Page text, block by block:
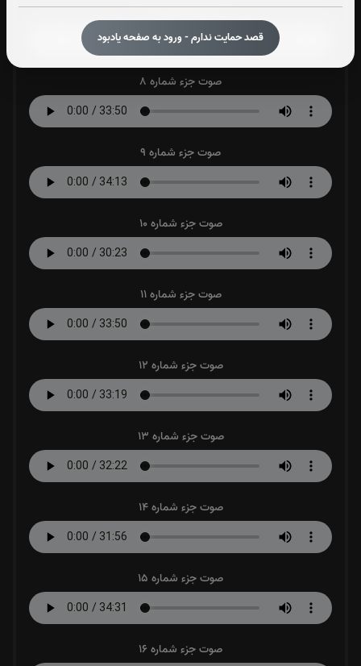
قصد حمایت ندارم - ورود به صفحه یادبود
صوت جزء شماره 7
صوت جزء شماره 8
صوت جزء شماره 9
صوت جزء شماره 10
صوت جزء شماره 11
صوت جزء شماره 12
صوت جزء شماره 13
صوت جزء شماره 14
صوت جزء شماره 15
صوت جزء شماره 16